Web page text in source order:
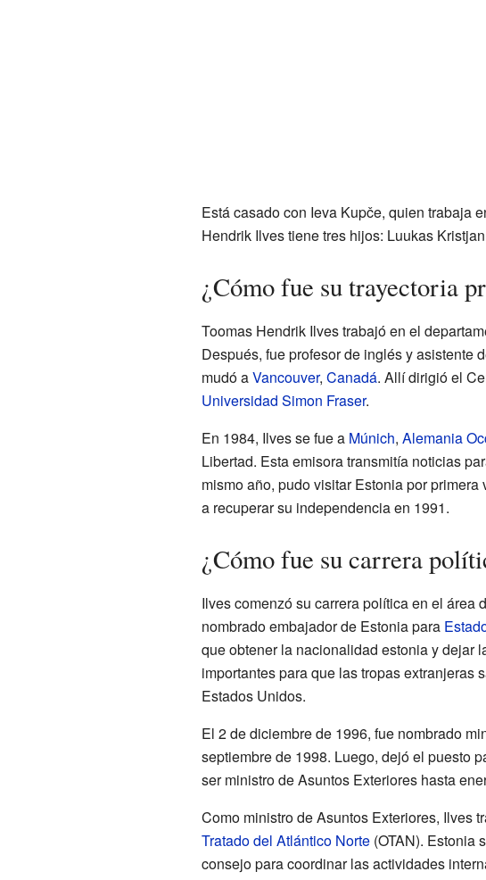
Está casado con Ieva Kupče, quien trabaja
Hendrik Ilves tiene tres hijos: Luukas
¿Cómo fue su trayectoria
Toomas Hendrik Ilves trabajó en el
Después, fue profesor de inglés y asistente
mudó aVancouver, Canadá. Allí dirigió el
Universidad Simon Fraser.
En 1984, Ilves se fue a Múnich, Alemania
Libertad. Esta emisora transmitía noticias
mismo año, pudo visitar Estonia por
a recuperar su independencia en 1991.
¿Cómo fue su carrera
Ilves comenzó su carrera política en el área
nombrado embajador de Estonia para
que obtener la nacionalidad estonia y dejar
importantes para que las tropas extranjeras
Estados Unidos.
El 2 de diciembre de 1996, fue nombrado
septiembre de 1998. Luego, dejó el puesto
ser ministro de Asuntos Exteriores hasta
Como ministro de Asuntos Exteriores, Ilves
Tratado del Atlántico Norte(OTAN). Estonia
consejo para coordinar las actividades